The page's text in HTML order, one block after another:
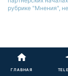
рубрике "Мнения",
ГЛАВНАЯ